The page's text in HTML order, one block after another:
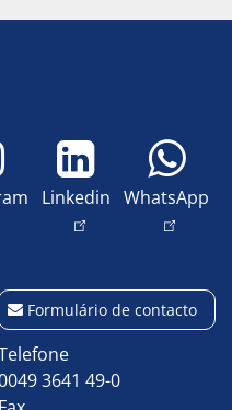
Linkedin WhatsApp
Formulário de contacto
3641 49-0